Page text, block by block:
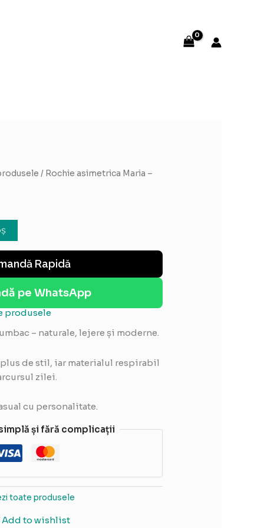
/ Rochie asimetrica Maria –
Rapidă
pe WhatsApp
produsele
– naturale, lejere și moderne.
de stil, iar materialul respirabil
zilei.
cu personalitate.
și fără complicații
toate produsele
Add to wishlist